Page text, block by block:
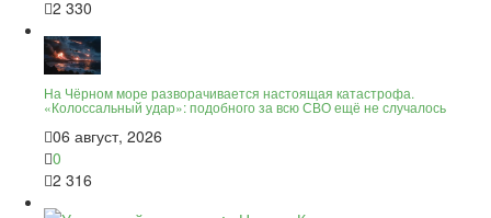
2 330
На Чёрном море разворачивается настоящая катастрофа.
«Колоссальный удар»: подобного за всю СВО ещё не случалось
06 август, 2026
0
2 316